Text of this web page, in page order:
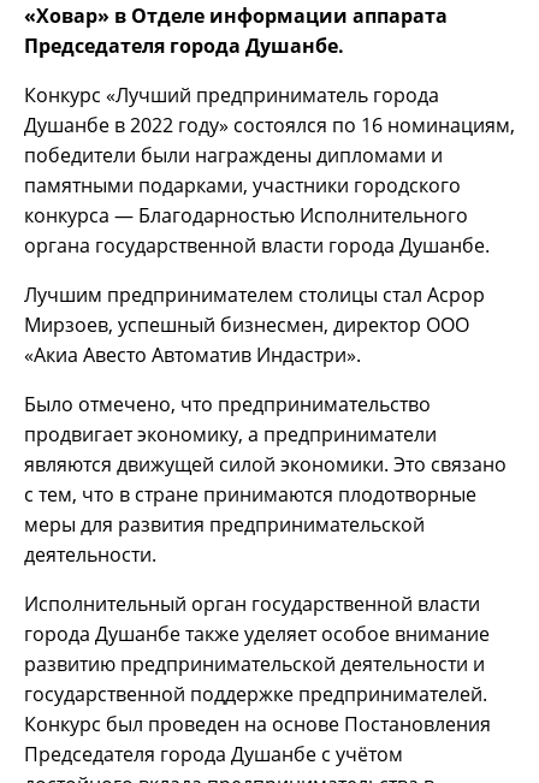
«Ховар» в Отделе информации аппарата
Председателя города Душанбе.
Конкурс «Лучший предприниматель города
Душанбе в 2022 году» состоялся по 16 номинациям,
победители были награждены дипломами и
памятными подарками, участники городского
конкурса — Благодарностью Исполнительного
органа государственной власти города Душанбе.
Лучшим предпринимателем столицы стал Асрор
Мирзоев, успешный бизнесмен, директор ООО
«Акиа Авесто Автоматив Индастри».
Было отмечено, что предпринимательство
продвигает экономику, а предприниматели
являются движущей силой экономики. Это связано
с тем, что в стране принимаются плодотворные
меры для развития предпринимательской
деятельности.
Исполнительный орган государственной власти
города Душанбе также уделяет особое внимание
развитию предпринимательской деятельности и
государственной поддержке предпринимателей.
Конкурс был проведен на основе Постановления
Председателя города Душанбе с учётом